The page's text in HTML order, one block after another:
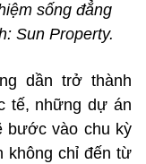
sống đẳng
Sun Property.
dần trở thành
tế, những dự án
bước vào chu kỳ
không chỉ đến từ